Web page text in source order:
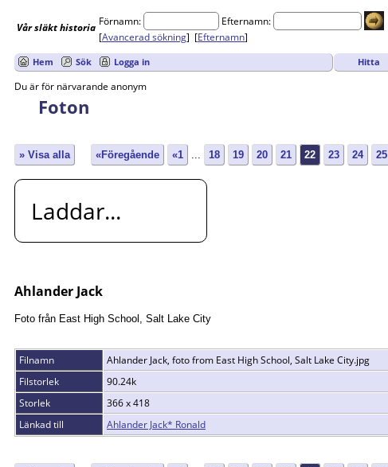
Vårsläkthistoria Förnamn:
Efternamn:
[Avancerad sökning] [Efternamn]
Hem Sök Logga in Hitta
Du är för närvarande anonym
Foton
» Visa alla «Föregående «1 ... 18 19 20 21 22 23 24 25
Laddar...
Ahlander Jack
Foto från East High School, Salt Lake City
Filnamn
Ahlander Jack, foto from East High School, Salt Lake City.jpg
Filstorlek
90.24k
Storlek
366 x 418
Länkad till
Ahlander Jack* Ronald